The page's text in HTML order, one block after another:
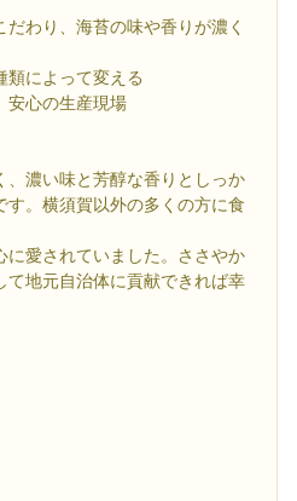
だわり、海苔の味や香りが濃く
類によって変える
安心の生産現場
、濃い味と芳醇な香りとしっか
す。横須賀以外の多くの方に食
に愛されていました。ささやか
て地元自治体に貢献できれば幸